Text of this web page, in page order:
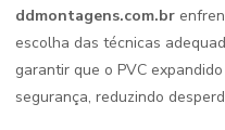
ddmontagens.com.br
escolha das técnicas
garantir que o PVC
segurança, reduzindo